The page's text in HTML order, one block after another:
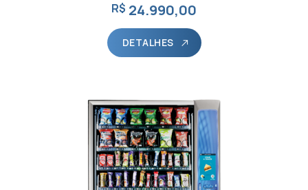
R$ 24.990,00
DETALHES